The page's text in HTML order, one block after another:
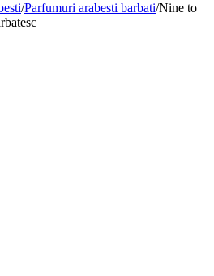
/Parfumuri arabesti barbati/Nine to